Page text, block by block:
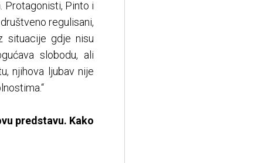
Protagonisti, Pinto i
regulisani,
situacije gdje nisu
slobodu, ali
njihova ljubav nije
predstavu. Kako